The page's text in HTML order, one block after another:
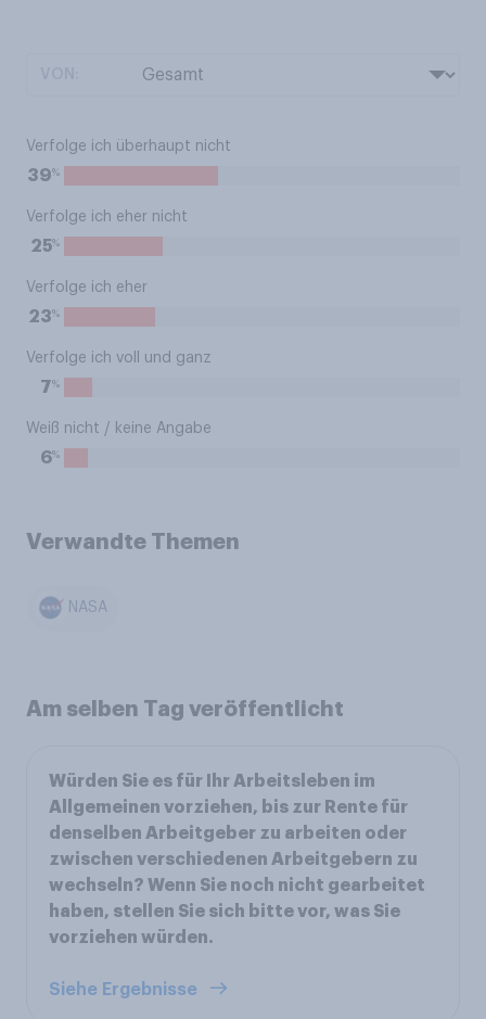
Verfolge ich überhaupt nicht
39%
Verfolge ich eher nicht
25%
Verfolge ich eher
23%
Verfolge ich voll und ganz
7%
Weiß nicht / keine Angabe
6%
Verwandte Themen
NASA
Am selben Tag veröffentlicht
Würden Sie es für Ihr Arbeitsleben im
Allgemeinen vorziehen, bis zur Rente für
denselben Arbeitgeber zu arbeiten oder
zwischen verschiedenen Arbeitgebern zu
wechseln? Wenn Sie noch nicht gearbeitet
haben, stellen Sie sich bitte vor, was Sie
vorziehen würden.
Siehe Ergebnisse